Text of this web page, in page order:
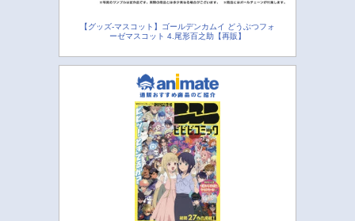
【グッズ-マスコット】ゴールデンカムイ どうぶつフォ
ーゼマスコット 4.尾形百之助【再販】